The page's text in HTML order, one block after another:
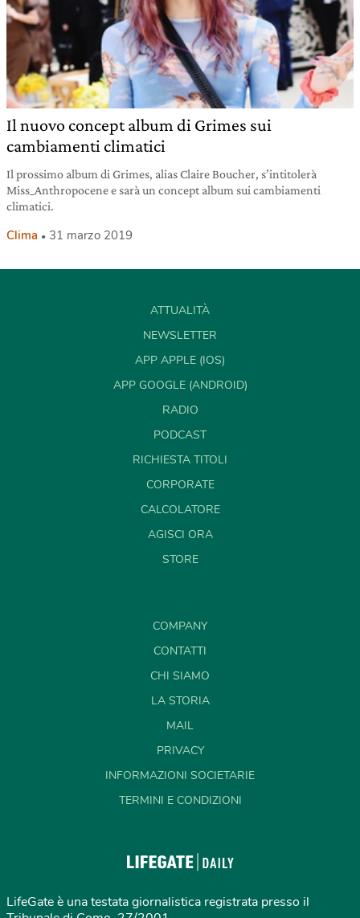
Il nuovo concept album di Grimes sui
cambiamenti climatici
Il prossimo album di Grimes, alias Claire Boucher, s’intitolerà
Miss_Anthropocene e sarà un concept album sui cambiamenti
climatici.
Clima 31 marzo 2019
ATTUALITÀ
NEWSLETTER
APP APPLE (IOS)
APP GOOGLE (ANDROID)
RADIO
PODCAST
RICHIESTA TITOLI
CORPORATE
CALCOLATORE
AGISCI ORA
STORE
COMPANY
CONTATTI
CHI SIAMO
LA STORIA
MAIL
PRIVACY
INFORMAZIONI SOCIETARIE
TERMINI E CONDIZIONI
LifeGate è una testata giornalistica registrata presso il